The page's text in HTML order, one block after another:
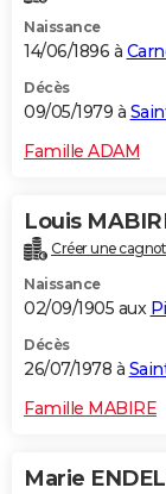
Naissance
14/06/1896 à
Décès
09/05/1979 à
Famille ADAM
Louis
Créer une
Naissance
02/09/1905 aux
Décès
26/07/1978 à
Famille MABIRE
Marie